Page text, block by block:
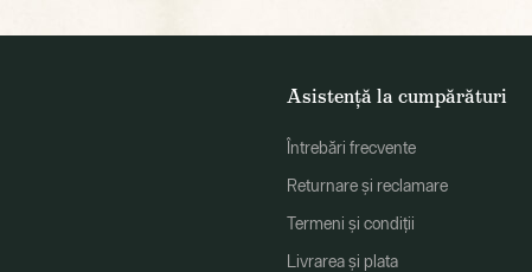
Asistență la cumpărături
Întrebări frecvente
Returnare și reclamare
Termeni și condiții
Livrarea și plata